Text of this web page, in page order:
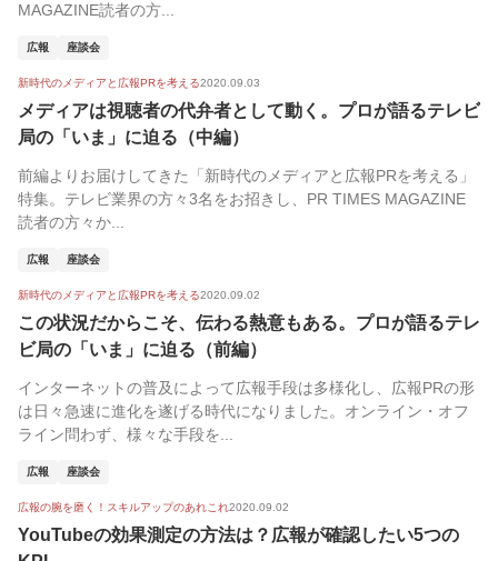
MAGAZINE読者の方...
広報 座談会
新時代のメディアと広報PRを考える2020.09.03
メディアは視聴者の代弁者として動く。プロが語るテレビ
局の「いま」に迫る（中編）
前編よりお届けしてきた「新時代のメディアと広報PRを考える」
特集。テレビ業界の方々3名をお招きし、PR TIMES MAGAZINE
読者の方々か...
広報 座談会
新時代のメディアと広報PRを考える2020.09.02
この状況だからこそ、伝わる熱意もある。プロが語るテレ
ビ局の「いま」に迫る（前編）
インターネットの普及によって広報手段は多様化し、広報PRの形
は日々急速に進化を遂げる時代になりました。オンライン・オフ
ライン問わず、様々な手段を...
広報 座談会
広報の腕を磨く！スキルアップのあれこれ2020.09.02
YouTubeの効果測定の方法は？広報が確認したい5つの